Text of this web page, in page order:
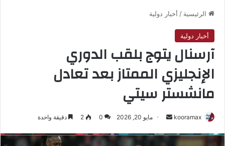
الرئيسية / أخبار دولية
أخبار دولية
آرسنال يتوج بلقب الدوري
الإنجليزي الممتاز بعد تعادل
مانشستر سيتي
kooramax
س
مايو 20, 2026 0
2 دقيقة واحدة